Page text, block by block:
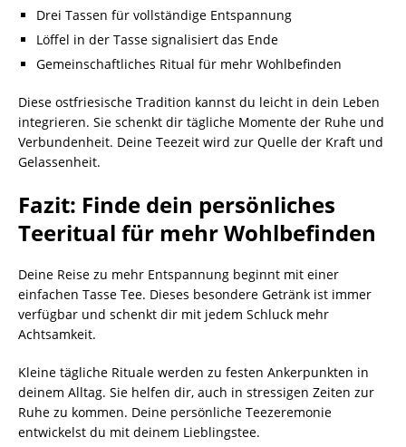
Drei Tassen für vollständige Entspannung
Löffel in der Tasse signalisiert das Ende
Gemeinschaftliches Ritual für mehr Wohlbefinden
Diese ostfriesische Tradition kannst du leicht in dein Leben
integrieren. Sie schenkt dir tägliche Momente der Ruhe und
Verbundenheit. Deine Teezeit wird zur Quelle der Kraft und
Gelassenheit.
Fazit: Finde dein persönliches
Teeritual für mehr Wohlbefinden
Deine Reise zu mehr Entspannung beginnt mit einer
einfachen Tasse Tee. Dieses besondere Getränk ist immer
verfügbar und schenkt dir mit jedem Schluck mehr
Achtsamkeit.
Kleine tägliche Rituale werden zu festen Ankerpunkten in
deinem Alltag. Sie helfen dir, auch in stressigen Zeiten zur
Ruhe zu kommen. Deine persönliche Teezeremonie
entwickelst du mit deinem Lieblingstee.